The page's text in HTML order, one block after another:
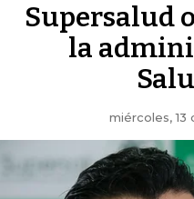
Supersalud
la
miércoles, 13